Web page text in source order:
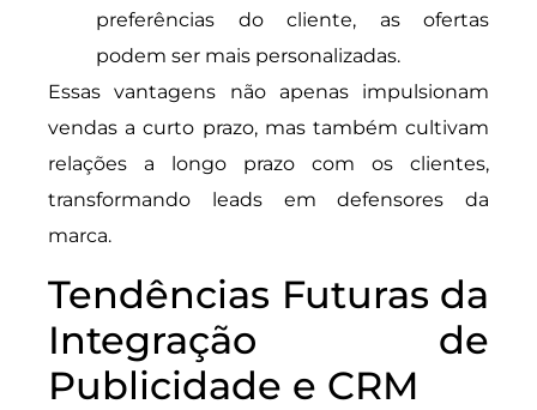
preferências do cliente, as ofertas
podem ser mais personalizadas.
Essas vantagens não apenas impulsionam
vendas a curto prazo, mas também cultivam
relações a longo prazo com os clientes,
transformando leads em defensores da
marca.
Tendências Futuras da
Integração de
Publicidade e CRM